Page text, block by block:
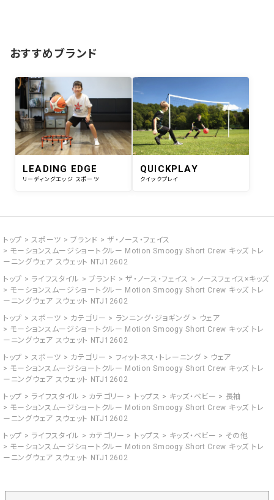
おすすめブランド
LEADING EDGE
リーディングエッジ スポーツ
QUICKPLAY
クイックプレイ
トップ スポーツ ブランド
ザ・ノース・フェイス
モーションスムージショートクルー Motion Smoogy Short Crew キッズ トレ
ーニングウェア スウェット NTJ12602
トップ
ライフスタイル ブランド ザ・ノース・フェイス
ノースフェイス×キッズ
モーションスムージショートクルー Motion Smoogy Short Crew キッズ トレ
ーニングウェア スウェット NTJ12602
トップ
スポーツ カテゴリー ランニング・ジョギング
ウェア
モーションスムージショートクルー Motion Smoogy Short Crew キッズ トレ
ーニングウェア スウェット NTJ12602
トップ
スポーツ カテゴリー フィットネス・トレーニング
ウェア
モーションスムージショートクルー Motion Smoogy Short Crew キッズ トレ
ーニングウェア スウェット NTJ12602
トップ
ライフスタイル カテゴリー トップス キッズ・ベビー
長袖
モーションスムージショートクルー Motion Smoogy Short Crew キッズ トレ
ーニングウェア スウェット NTJ12602
トップ
ライフスタイル カテゴリー トップス キッズ・ベビー
その他
モーションスムージショートクルー Motion Smoogy Short Crew キッズ トレ
ーニングウェア スウェット NTJ12602